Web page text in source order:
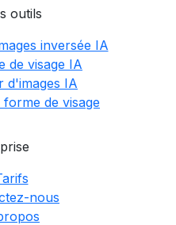
nous
outils
inversée IA
de visage IA
d'images IA
de visage